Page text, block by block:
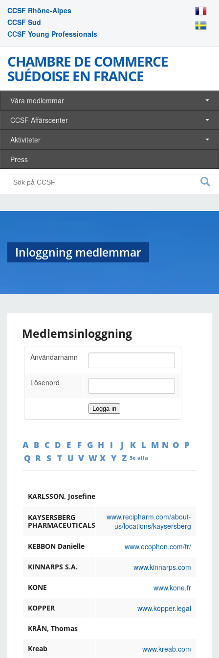
CCSF Rhône-Alpes
CCSF Sud
CCSF Young Professionals
CHAMBRE DE COMMERCE
SUÉDOISE EN FRANCE
Våra medlemmar
CCSF Affärscenter
Aktiviteter
Press
Inloggning medlemmar
Medlemsinloggning
Användarnamn
Lösenord
A B C D E F G H I J K L M N O P
Q R S T U V W X Y Z Se alla
KARLSSON, Josefine
KAYSERSBERG
PHARMACEUTICALS
www.recipharm.com/about-
us/locations/kaysersberg
KEBBON Danielle www.ecophon.com/fr/
KINNARPS S.A. www.kinnarps.com
KONE www.kone.fr
KOPPER www.kopper.legal
KRÄN, Thomas
Kreab www.kreab.com